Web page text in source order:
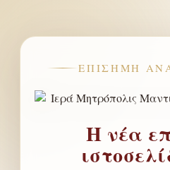
ΕΠΊΣΗΜΗ
Η νέα